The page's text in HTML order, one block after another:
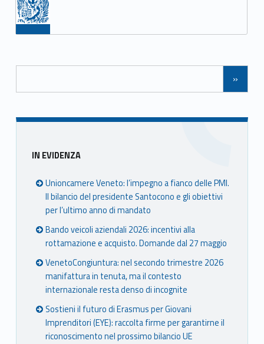
Navigazione tra gli articoli »
Sidebar
IN EVIDENZA
Unioncamere Veneto: l’impegno a fianco delle PMI.
Il bilancio del presidente Santocono e gli obiettivi
per l’ultimo anno di mandato
Bando veicoli aziendali 2026: incentivi alla
rottamazione e acquisto. Domande dal 27 maggio
VenetoCongiuntura: nel secondo trimestre 2026
manifattura in tenuta, ma il contesto
internazionale resta denso di incognite
Sostieni il futuro di Erasmus per Giovani
Imprenditori (EYE): raccolta firme per garantirne il
riconoscimento nel prossimo bilancio UE